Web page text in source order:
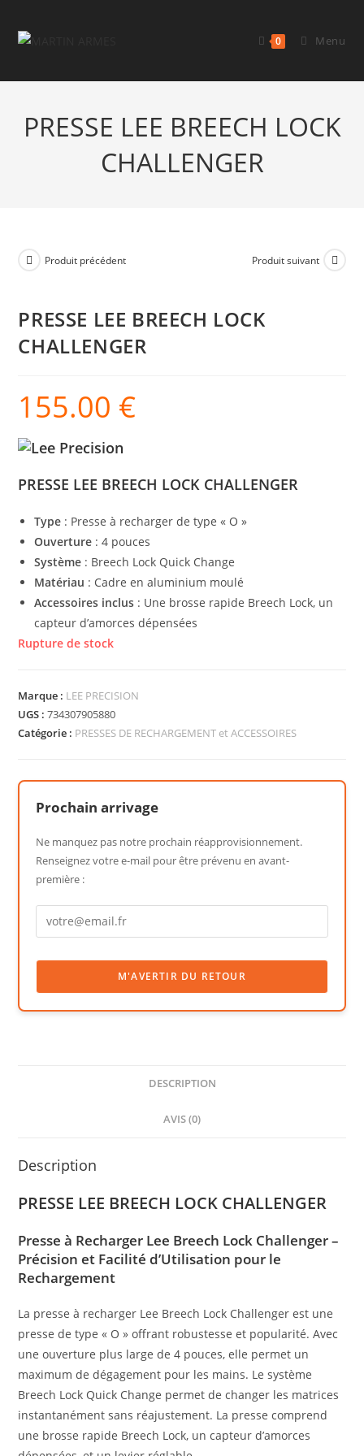
0 Menu
PRESSE LEE BREECH LOCK
CHALLENGER
Produit précédent Produit suivant
PRESSE LEE BREECH LOCK
CHALLENGER
155.00 €
PRESSE LEE BREECH LOCK CHALLENGER
Type : Presse à recharger de type « O »
Ouverture : 4 pouces
Système : Breech Lock Quick Change
Matériau : Cadre en aluminium moulé
Accessoires inclus : Une brosse rapide Breech Lock, un
capteur d’amorces dépensées
Rupture de stock
Marque : LEE PRECISION
UGS :734307905880
Catégorie : PRESSES DE RECHARGEMENT et ACCESSOIRES
Prochain arrivage
Ne manquez pas notre prochain réapprovisionnement.
Renseignez votre e-mail pour être prévenu en avant-
première :
DESCRIPTION
AVIS (0)
Description
PRESSE LEE BREECH LOCK CHALLENGER
Presse à Recharger Lee Breech Lock Challenger –
Précision et Facilité d’Utilisation pour le
Rechargement
La presse à recharger Lee Breech Lock Challenger est une
presse de type « O » offrant robustesse et popularité. Avec
une ouverture plus large de 4 pouces, elle permet un
maximum de dégagement pour les mains. Le système
Breech Lock Quick Change permet de changer les matrices
instantanément sans réajustement. La presse comprend
une brosse rapide Breech Lock, un capteur d’amorces